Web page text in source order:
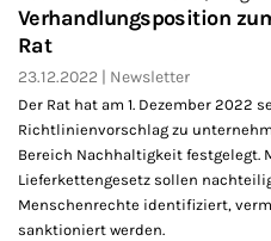
Verhandlungsposition
Rat
23.12.2022 Newsletter
Der Rat hat am 1. Dezember 2022
Richtlinienvorschlag zu
Bereich Nachhaltigkeit festgelegt.
Lieferkettengesetz sollen
Menschenrechte identifiziert,
sanktioniert werden.